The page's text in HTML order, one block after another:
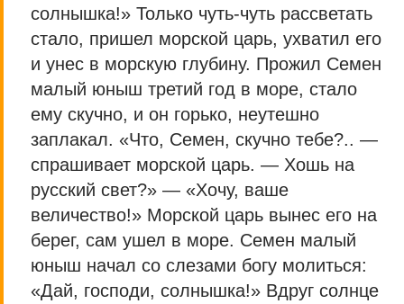
солнышка!» Только чуть-чуть рассветать
стало, пришел морской царь, ухватил его
и унес в морскую глубину. Прожил Семен
малый юныш третий год в море, стало
ему скучно, и он горько, неутешно
заплакал. «Что, Семен, скучно тебе?.. —
спрашивает морской царь. — Хошь на
русский свет?» — «Хочу, ваше
величество!» Морской царь вынес его на
берег, сам ушел в море. Семен малый
юныш начал со слезами богу молиться:
«Дай, господи, солнышка!» Вдруг солнце